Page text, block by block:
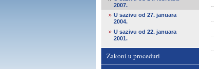
2007.
U sazivu od 27. januara
2004.
U sazivu od 22. januara
2001.
Zakoni u proceduri